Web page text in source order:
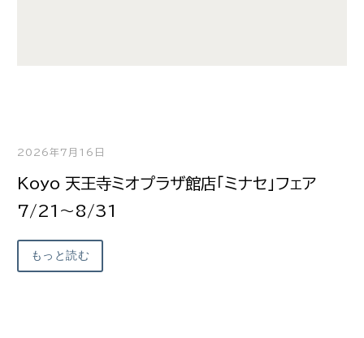
2026年7月16日
Koyo 天王寺ミオプラザ館店「ミナセ」フェア
7/21～8/31
もっと読む